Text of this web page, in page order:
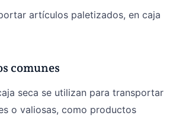
artículos paletizados, en caja
comunes
seca se utilizan para transportar
o valiosas, como productos